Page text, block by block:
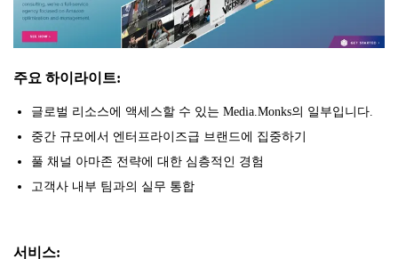
주요 하이라이트:
글로벌 리소스에 액세스할 수 있는 Media.Monks의 일부입니다.
중간 규모에서 엔터프라이즈급 브랜드에 집중하기
풀 채널 아마존 전략에 대한 심층적인 경험
고객사 내부 팀과의 실무 통합
서비스: